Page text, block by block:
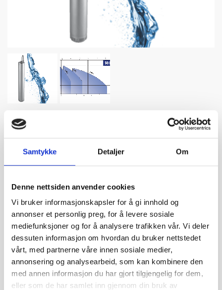
Samtykke Detaljer Om
Denne nettsiden anvender cookies
Vi bruker informasjonskapsler for å gi innhold og
annonser et personlig preg, for å levere sosiale
mediefunksjoner og for å analysere trafikken vår. Vi deler
dessuten informasjon om hvordan du bruker nettstedet
vårt, med partnerne våre innen sosiale medier,
annonsering og analysearbeid, som kan kombinere den
med annen informasjon du har gjort tilgjengelig for dem,
eller som de har samlet inn gjennom din bruk av
FVN Sisternepumpe
Sisternepumpe i FVN-serien er beregnet for vannforsyning,
vanning, fontener osv.
er laget av rustfritt stål. Doble mekaniske tetninger og
rustfri motorkapsel sikrer motoren godt.
Motoren er i senter av pumpen slik at vannet kjøler den
maksimalt. Pumpen leveres med elektrisk kabel (H07RN-F)
og støpsel.
Pumpen kan installeres horisontalt eller vertikalt og driftes
kontinuerlig. Maksimalt antall start/stopp i timer er 20.